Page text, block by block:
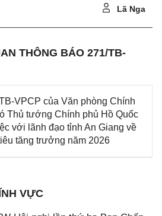
Lã Nga
THÔNG BÁO 271/TB-
VPCP của Văn phòng Chính
Thủ tướng Chính phủ Hồ Quốc
với lãnh đạo tỉnh An Giang về
tăng trưởng năm 2026
VỰC